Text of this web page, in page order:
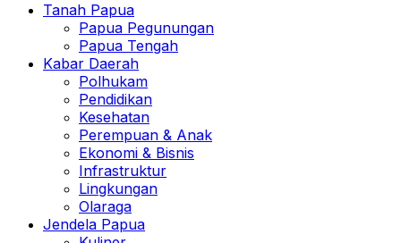
Tanah Papua
Papua Pegunungan
Papua Tengah
Kabar Daerah
Polhukam
Pendidikan
Kesehatan
Perempuan & Anak
Ekonomi & Bisnis
Infrastruktur
Lingkungan
Olaraga
Jendela Papua